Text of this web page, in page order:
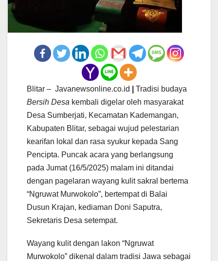
Blitar – Javanewsonline.co.id
Tradisi budaya
Bersih Desa kembali digelar oleh masyarakat
Desa Sumberjati, Kecamatan Kademangan,
Kabupaten Blitar, sebagai wujud pelestarian
kearifan lokal dan rasa syukur kepada Sang
Pencipta. Puncak acara yang berlangsung
pada Jumat (16/5/2025) malam ini ditandai
dengan pagelaran wayang kulit sakral bertema
“Ngruwat Murwokolo”, bertempat di Balai
Dusun Krajan, kediaman Doni Saputra,
Sekretaris Desa setempat.
Wayang kulit dengan lakon “Ngruwat
Murwokolo” dikenal dalam tradisi Jawa sebagai